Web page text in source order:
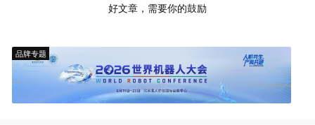
好文章，需要你的鼓励
品牌专题